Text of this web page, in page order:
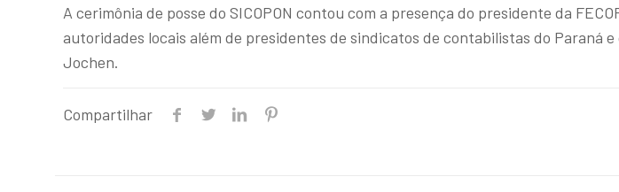
A cerimônia de posse do SICOPON contou com a presença do presidente da
autoridades locais além de presidentes de sindicatos de contabilistas do Paraná
Jochen.
Compartilhar